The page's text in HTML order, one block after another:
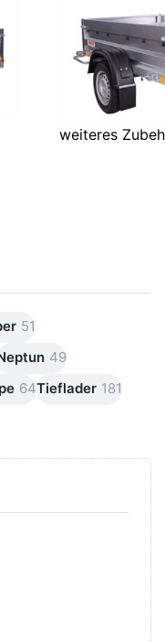
weiteres
51
49
64Tieflader 181